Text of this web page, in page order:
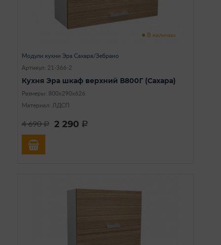
В наличии
Модули кухни Эра Сахара/Зебрано
Артикул: 21-366-2
Кухня Эра шкаф верхний В800Г (Сахара)
Размеры: 800х290х626
Материал: ЛДСП
4 690a 2 290 a